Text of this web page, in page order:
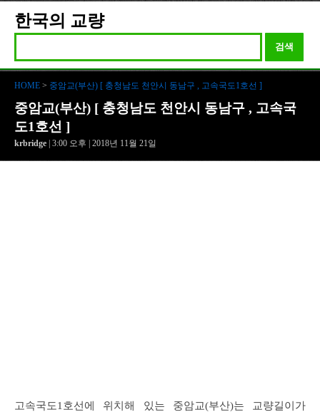
한국의 교량
검색
HOME > 중암교(부산) [ 충청남도 천안시 동남구 , 고속국도1호선 ]
중암교(부산) [ 충청남도 천안시 동남구 , 고속국
도1호선 ]
krbridge | 3:00 오후 | 2018년 11월 21일
고속국도1호선에 위치해 있는 중암교(부산)는 교량길이가